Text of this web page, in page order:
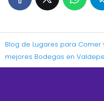
Blog de Lugares para Comer
mejores Bodegas en